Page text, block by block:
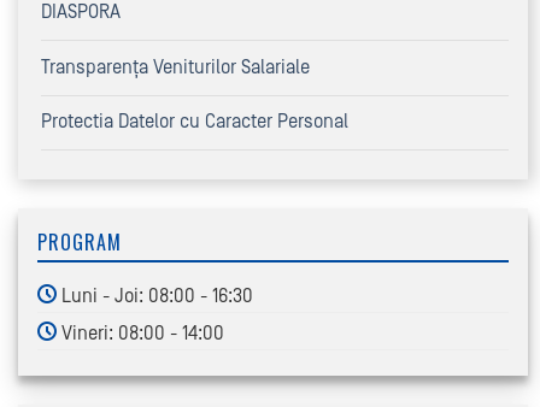
DIASPORA
Transparența Veniturilor Salariale
Protectia Datelor cu Caracter Personal
PROGRAM
Luni - Joi: 08:00 - 16:30
Vineri: 08:00 - 14:00